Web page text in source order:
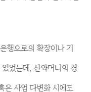
행으로의 확장이나 기
었는데, 산와머니의 경
은 사업 다변화 시에도